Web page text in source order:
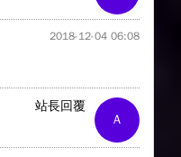
2018-12-04 06:08
A
站長回覆